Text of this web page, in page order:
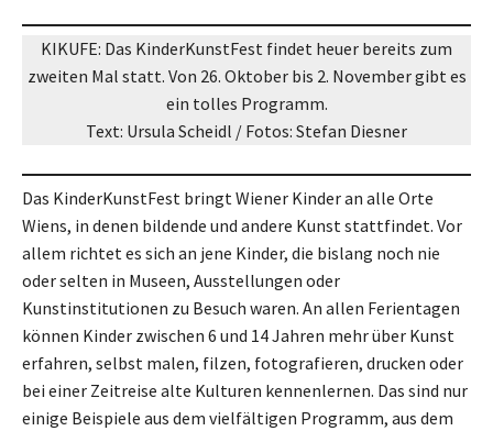
KIKUFE: Das KinderKunstFest findet heuer bereits zum
zweiten Mal statt. Von 26. Oktober bis 2. November gibt es
ein tolles Programm.
Text: Ursula Scheidl / Fotos: Stefan Diesner
Das KinderKunstFest bringt Wiener Kinder an alle Orte
Wiens, in denen bildende und andere Kunst stattfindet. Vor
allem richtet es sich an jene Kinder, die bislang noch nie
oder selten in Museen, Ausstellungen oder
Kunstinstitutionen zu Besuch waren. An allen Ferientagen
können Kinder zwischen 6 und 14 Jahren mehr über Kunst
erfahren, selbst malen, filzen, fotografieren, drucken oder
bei einer Zeitreise alte Kulturen kennenlernen. Das sind nur
einige Beispiele aus dem vielfältigen Programm, aus dem